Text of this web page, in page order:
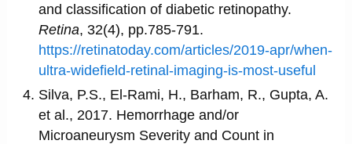
and classification of diabetic retinopathy.
Retina, 32(4), pp.785-791.
https://retinatoday.com/articles/2019-apr/when-
ultra-widefield-retinal-imaging-is-most-useful
Silva, P.S., El-Rami, H., Barham, R., Gupta, A.
et al., 2017. Hemorrhage and/or
Microaneurysm Severity and Count in